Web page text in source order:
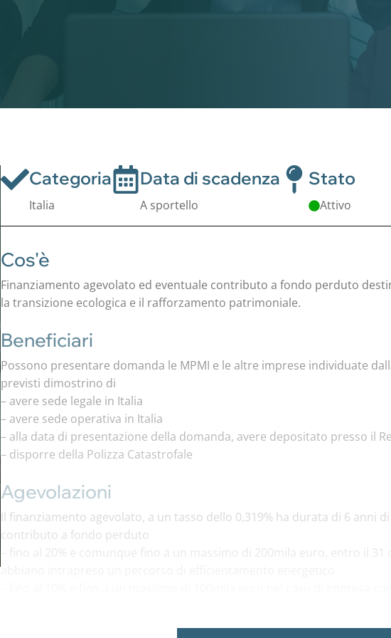
Categoria
Italia
Data di scadenza
A sportello
Stato
Attivo
Cos'è
Finanziamento agevolato ed eventuale contributo a fondo perduto
la transizione ecologica e il rafforzamento patrimoniale.
Beneficiari
Possono presentare domanda le MPMI e le altre imprese individuate
previsti dimostrino di
– avere sede legale in Italia
– avere sede operativa in Italia
– alla data di presentazione della domanda, avere depositato presso il
– disporre della Polizza Catastrofale
Agevolazioni
Il finanziamento agevolato, a un tasso dello 0,319% ha durata di 6 anni
contributo a fondo perduto
– fino al 20% e comunque fino a un massimo di 200mila euro, entro il